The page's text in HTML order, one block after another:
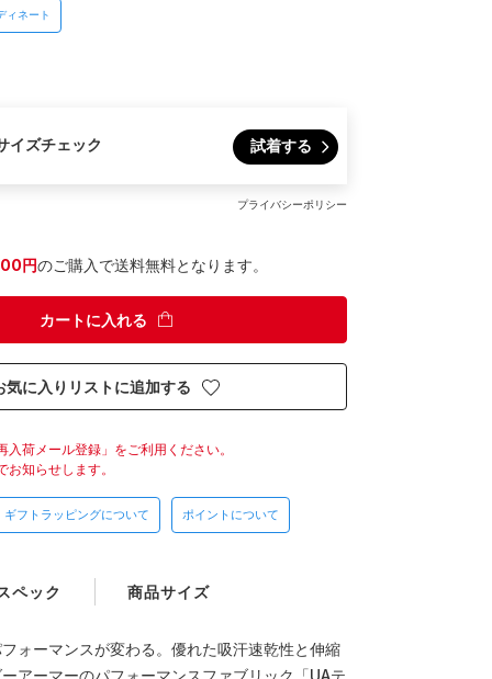
ィネート
イズチェック 試着する
プライバシーポリシー
円のご購入で送料無料となります。
カートに入れる
気に入りリストに追加する
入荷メール登録」をご利用ください。
知らせします。
ギフトラッピングについて ポイントについて
ォーマンスが変わる。優れた吸汗速乾性と伸縮
ペック 商品サイズ